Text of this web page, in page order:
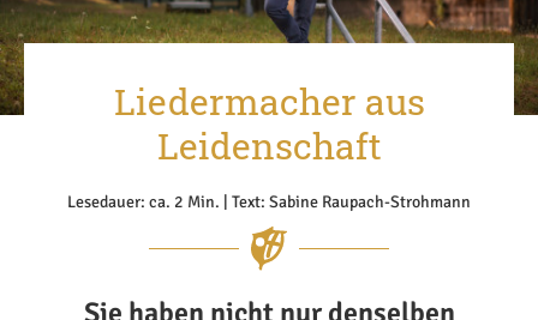
Liedermacher aus
Leidenschaft
Lesedauer: ca. 2 Min. | Text: Sabine Raupach-Strohmann
Sie haben nicht nur denselben